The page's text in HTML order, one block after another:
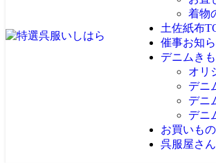
着物
土佐紙布
催事お知
デニムき
オリ
デニ
デニ
デニ
お買いもの
呉服屋さ